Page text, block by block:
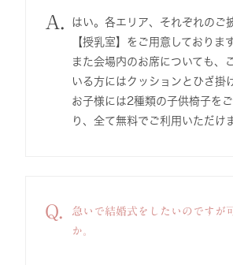
A.
はい。各エリア、それぞれのご
【授乳室】をご用意しております
また会場内のお席についても、
いる方にはクッションとひざ掛
お子様には2種類の子供椅子を
り、全て無料でご利用いただけ
Q.
急いで結婚式をしたいのですが
か。